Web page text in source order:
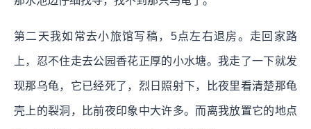
第二天我如常去小旅馆写稿，5点左右退房。走回家路
上，忍不住走去公园香花正厚的小水塘。我走了一下就发
现那乌龟，它已经死了，烈日照射下，比夜里看清楚那龟
壳上的裂洞，比前夜印象中大许多。而离我放置它的地点